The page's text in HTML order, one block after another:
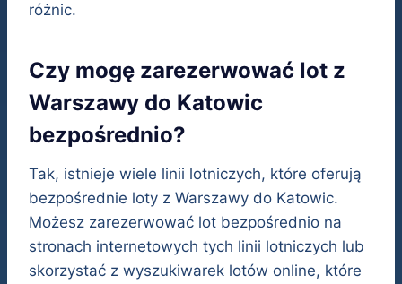
różnic.
Czy mogę zarezerwować lot z
Warszawy do Katowic
bezpośrednio?
Tak, istnieje wiele linii lotniczych, które oferują
bezpośrednie loty z Warszawy do Katowic.
Możesz zarezerwować lot bezpośrednio na
stronach internetowych tych linii lotniczych lub
skorzystać z wyszukiwarek lotów online, które